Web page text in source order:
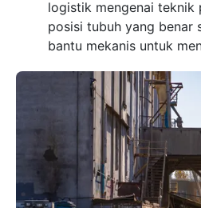
logistik mengenai teknik
posisi tubuh yang benar
bantu mekanis untuk